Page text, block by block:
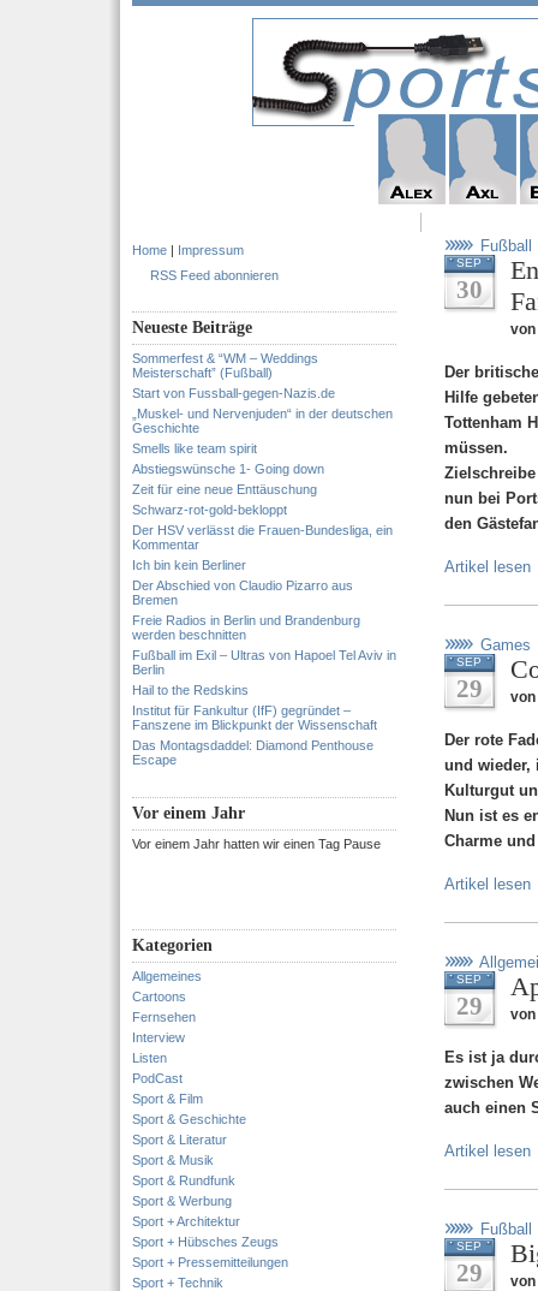
Home | Impressum
RSS Feed abonnieren
Neueste Beiträge
Sommerfest & “WM – Weddings
Meisterschaft” (Fußball)
Start von Fussball-gegen-Nazis.de
„Muskel- und Nervenjuden“ in der deutschen
Geschichte
Smells like team spirit
Abstiegswünsche 1- Going down
Zeit für eine neue Enttäuschung
Schwarz-rot-gold-bekloppt
Der HSV verlässt die Frauen-Bundesliga, ein
Kommentar
Ich bin kein Berliner
Der Abschied von Claudio Pizarro aus
Bremen
Freie Radios in Berlin und Brandenburg
werden beschnitten
Fußball im Exil – Ultras von Hapoel Tel Aviv in
Berlin
Hail to the Redskins
Institut für Fankultur (IfF) gegründet –
Fanszene im Blickpunkt der Wissenschaft
Das Montagsdaddel: Diamond Penthouse
Escape
Vor einem Jahr
Vor einem Jahr hatten wir einen Tag Pause
Kategorien
Allgemeines
Cartoons
Fernsehen
Interview
Listen
PodCast
Sport & Film
Sport & Geschichte
Sport & Literatur
Sport & Musik
Sport & Rundfunk
Sport & Werbung
Sport + Architektur
Sport + Hübsches Zeugs
Sport + Pressemitteilungen
Sport + Technik
Fußball
SEP
30
Der
Hilfe
Tottenham
müssen.
nun bei
den
Artikel lesen
Games
SEP
29 von
Der rote
und wieder,
Kulturgut
Nun ist es
Charme
Artikel lesen
SEP
29
Es ist ja
zwischen
auch einen
Artikel lesen
Fußball
SEP
29